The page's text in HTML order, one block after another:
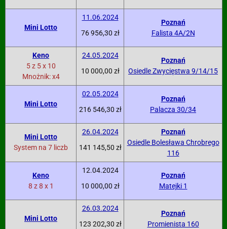
Mini Lotto
11.06.2024
76 956,30 zł
Poznań
Falista 4A/2N
Keno
5 z 5 x 10
Mnożnik: x4
24.05.2024
10 000,00 zł
Poznań
Osiedle Zwycięstwa 9/14/15
Mini Lotto
02.05.2024
216 546,30 zł
Poznań
Palacza 30/34
Mini Lotto
System na 7 liczb
26.04.2024
141 145,50 zł
Poznań
Osiedle Bolesława Chrobrego
116
Keno
8 z 8 x 1
12.04.2024
10 000,00 zł
Poznań
Matejki 1
Mini Lotto
26.03.2024
123 202,30 zł
Poznań
Promienista 160